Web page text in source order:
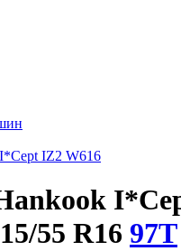
IZ2 W616
55 R16 97T